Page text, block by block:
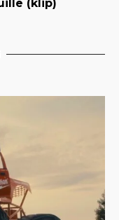
(klip)